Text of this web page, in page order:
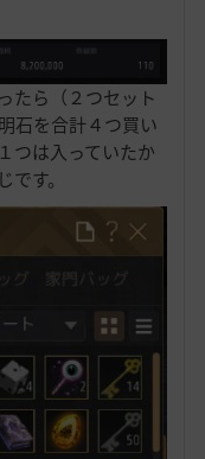
たら（２つセット
石を合計４つ買い
つは入っていたか
す。